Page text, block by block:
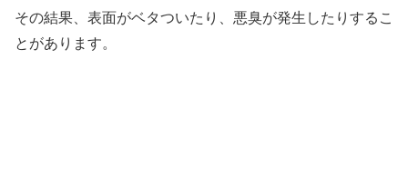
その結果、表面がベタついたり、悪臭が発生したりするこ
とがあります。